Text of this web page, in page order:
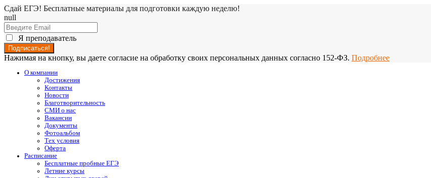
Сдай ЕГЭ! Бесплатные материалы для подготовки каждую неделю!
null
Я преподаватель
Нажимая на кнопку, вы даете согласие на обработку своих персональных данных согласно 152-ФЗ. Подробнее
О компании
Достижения
Контакты
Новости
Благотворительность
СМИ о нас
Вакансии
Документы
Фотоальбом
Тех условия
Оферта
Расписание
Бесплатные пробные ЕГЭ
Летние курсы